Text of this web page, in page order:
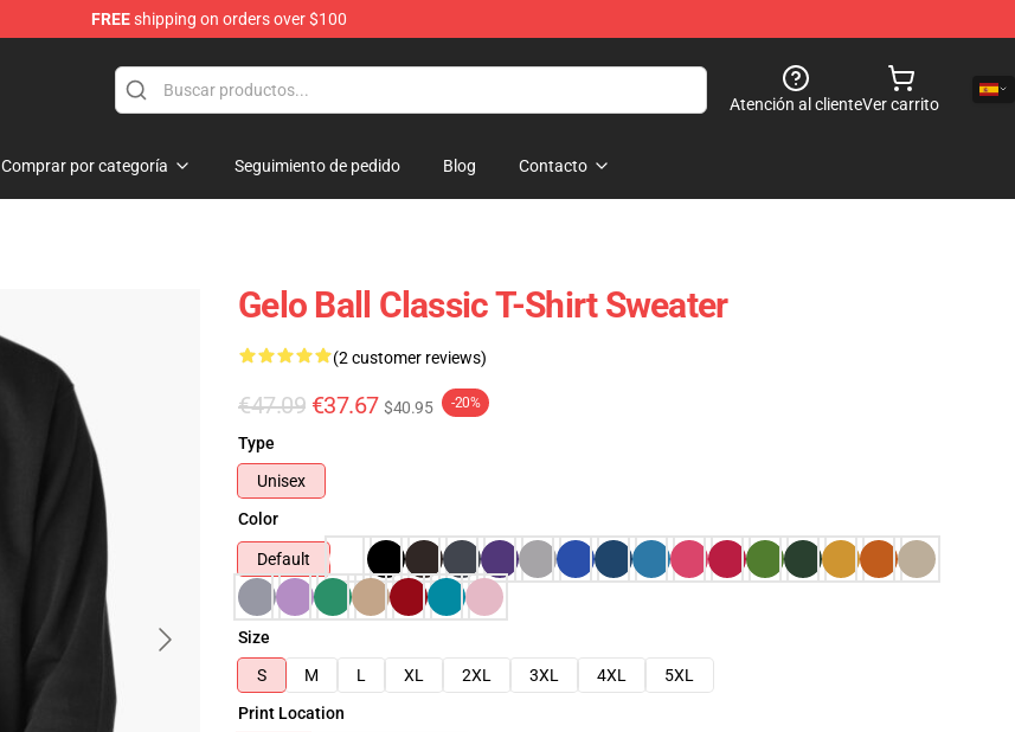
FREEshipping on orders over $100
Atención al clienteVer carrito
Comprar por categoría Seguimiento de pedido Blog Contacto
Gelo Ball Classic T-Shirt Sweater
(2 customer reviews)
€47.09 €37.67 $40.95 -20%
Type
Unisex
Color
Default
Size
S
M L XL 2XL 3XL 4XL
5XL
Print Location